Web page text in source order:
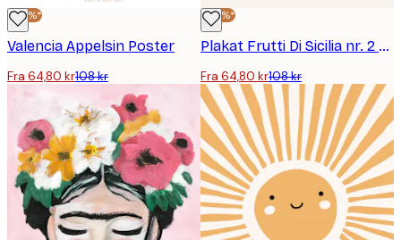
-40%*
Valencia Appelsin Poster
Fra 64,80 kr108 kr
-40%*
Plakat Frutti Di Sicilia nr. 2 – Fruktplakat
Fra 64,80 kr108 kr